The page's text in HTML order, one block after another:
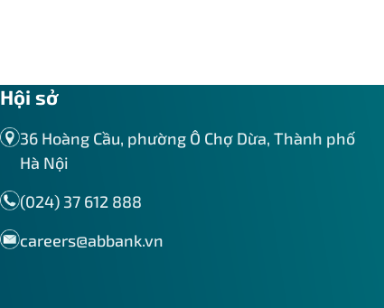
Hội sở
36 Hoàng Cầu, phường Ô Chợ Dừa, Thành phố
Hà Nội
(024) 37 612 888
careers@abbank.vn